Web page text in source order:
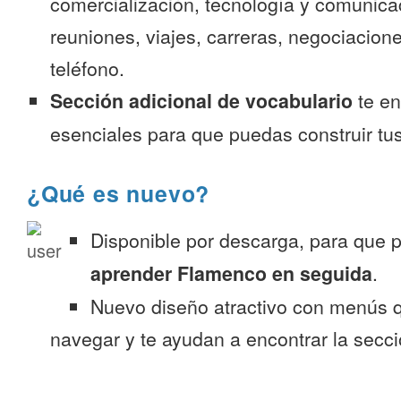
reuniones, viajes, carreras,
teléfono.
Sección adicional de vocabulario te
esenciales para que puedas construir
¿Qué es nuevo?
Disponible por descarga, para que
aprender Flamenco en seguida.
Nuevo diseño atractivo con menús
navegar y te ayudan a encontrar la